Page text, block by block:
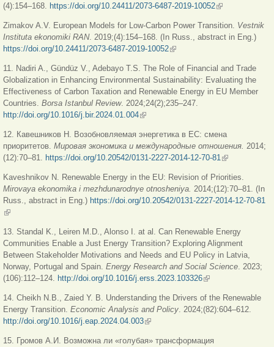
(4):154–168. https://doi.org/10.24411/2073-6487-2019-10052(внешняя
Zimakov A.V. European Models for Low-Carbon Power Transition. Vestnik
Instituta ekonomiki RAN. 2019;(4):154–168. (In Russ., abstract in Eng.)
https://doi.org/10.24411/2073-6487-2019-10052(внешняя ссылка)
11. Nadiri A., Gündüz V., Adebayo T.S. The Role of Financial and Trade
Globalization in Enhancing Environmental Sustainability: Evaluating the
Effectiveness of Carbon Taxation and Renewable Energy in EU Member
Countries. Borsa Istanbul Review. 2024;24(2);235–247.
http://doi.org/10.1016/j.bir.2024.01.004(внешняя ссылка)
12. Кавешников Н. Возобновляемая энергетика в ЕС: смена
приоритетов. Мировая экономика и международные отношения. 2014;
(12):70–81. https://doi.org/10.20542/0131-2227-2014-12-70-81(внешняя
Kaveshnikov N. Renewable Energy in the EU: Revision of Priorities.
Mirovaya ekonomika i mezhdunarodnye otnosheniya. 2014;(12):70–81. (In
Russ., abstract in Eng.) https://doi.org/10.20542/0131-2227-2014-12-70-81
(внешняя ссылка)
13. Standal K., Leiren M.D., Alonso I. at al. Can Renewable Energy
Communities Enable a Just Energy Transition? Exploring Alignment
Between Stakeholder Motivations and Needs and EU Policy in Latvia,
Norway, Portugal and Spain. Energy Research and Social Science. 2023;
(106):112–124. http://doi.org/10.1016/j.erss.2023.103326(внешняя ссылка)
14. Cheikh N.B., Zaied Y. B. Understanding the Drivers of the Renewable
Energy Transition. Economic Analysis and Policy. 2024;(82):604–612.
http://doi.org/10.1016/j.eap.2024.04.003(внешняя ссылка)
15. Громов А.И. Возможна ли «голубая» трансформация